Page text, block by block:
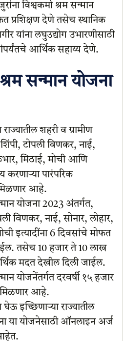
विश्वकर्मा श्रम सन्मान
प्रशिक्षण देणे तसेच स्थानिक
यांना लघुउद्योग उभारणीसाठी
आर्थिक सहाय्य देणे.
सन्मान योजना
शहरी व ग्रामीण
टोपली विणकर, नाई,
मिठाई, मोची आणि
करणाऱ्या पारंपरिक
मिळणार आहे.
योजना 2023 अंतर्गत,
विणकर, नाई, सोनार, लोहार,
इत्यादींना 6 दिवसांचे मोफत
तसेच 10 हजार ते 10 लाख
मदत देखील दिली जाईल.
योजनेंतर्गत दरवर्षी १५ हजार
मिळणार आहे.
इच्छिणाऱ्या राज्यातील
या योजनेसाठी ऑनलाइन अर्ज